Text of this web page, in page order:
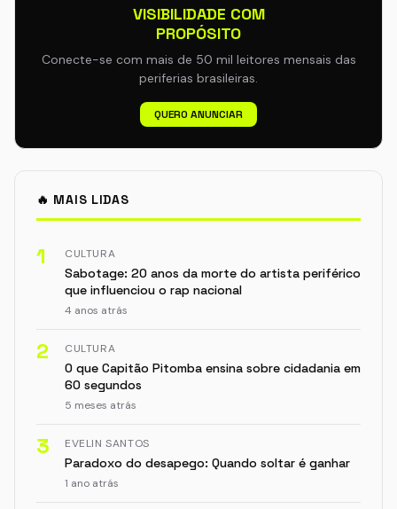
VISIBILIDADE COM
PROPÓSITO
Conecte-se com mais de 50 mil leitores mensais das
periferias brasileiras.
QUERO ANUNCIAR
🔥 MAIS LIDAS
1 CULTURA
Sabotage: 20 anos da morte do artista periférico
que influenciou o rap nacional
4 anos atrás
2 CULTURA
O que Capitão Pitomba ensina sobre cidadania em
60 segundos
5 meses atrás
3 EVELIN SANTOS
Paradoxo do desapego: Quando soltar é ganhar
1 ano atrás